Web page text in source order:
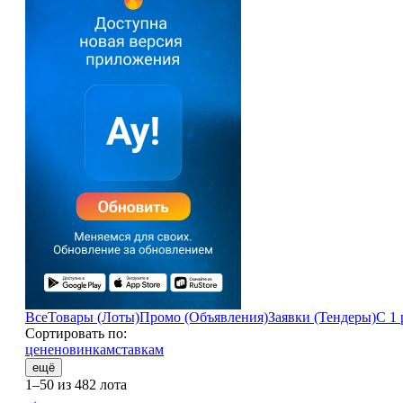
ВсеТовары (Лоты)Промо (Объявления)Заявки (Тендеры)С 1
Сортировать по:
цененовинкамставкам
ещё
1–50 из 482 лота